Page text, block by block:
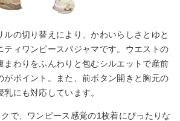
ルの切り替えにより、かわいらしさとゆと
ティワンピースパジャマです。ウエストの
まわりをふんわりと包むシルエットで産前
がポイント。また、前ボタン開きと胸元の
にも対応しています。
で、ワンピース感覚の1枚着にぴったりな